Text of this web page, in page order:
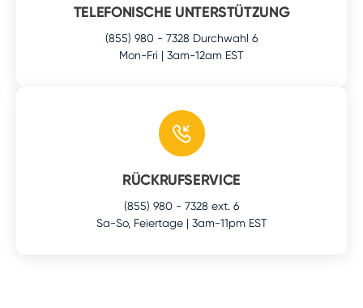
TELEFONISCHE UNTERSTÜTZUNG
(855) 980 - 7328 Durchwahl 6
Mon-Fri | 3am-12am EST
RÜCKRUFSERVICE
(855) 980 - 7328 ext. 6
Sa-So, Feiertage | 3am-11pm EST